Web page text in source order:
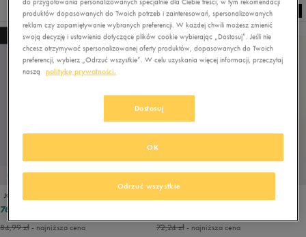
NEW
PROMO: DO -30%
76,49 zł
84,99 zł- najniższa cena
NEW
PROMO: DO -30%
72,24 zł- najniższa cena
produktów dopasowanych do Twoich potrzeb i zainteresowań, spersonalizowanych
reklam czy zapamiętywanie wybranych preferencji. W każdej chwili możesz zmienić
swoją decyzję i ustawienia dotyczące plików cookie wybierając „Dostosuj”. Jeśli nie
chcesz otrzymywać spersonalizowanej oferty produktów, dopasowanych do Twoich
preferencji, wybierz „Odrzuć wszystkie”. W celu uzyskania więcej informacji, przeczytaj
naszą
politykę prywatności.
Dostosuj
Odrzuć wszystkie
OK